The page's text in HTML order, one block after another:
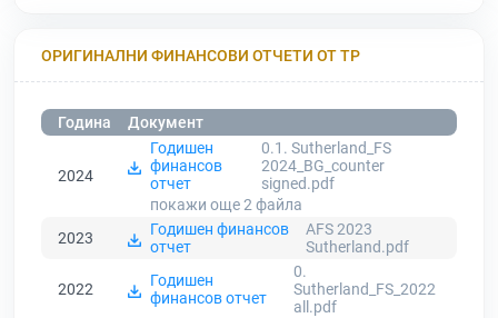
ОРИГИНАЛНИ ФИНАНСОВИ ОТЧЕТИ ОТ ТР
Година Документ
2024
Годишен
финансов
отчет
0.1. Sutherland_FS
2024_BG_counter
signed.pdf
покажи още 2файла
2023
Годишен финансов
отчет
AFS 2023
Sutherland.pdf
2022
Годишен
финансов отчет
0.
Sutherland_FS_2022
all.pdf